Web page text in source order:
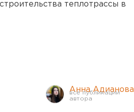
теплотрассы в
Анна Адианова